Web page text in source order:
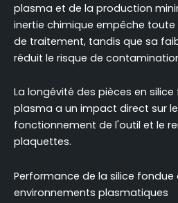
plasma et de la production
inertie chimique empêche
de traitement, tandis que sa
réduit le risque de
La longévité des pièces en
plasma a un impact direct sur
fonctionnement de l'outil et le
plaquettes.
Performance de la silice fondue
environnements plasmatiques